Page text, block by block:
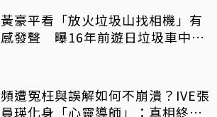
黃豪平看「放火垃圾山找相機」有
感發聲 曝16年前遊日垃圾車中含
頻遭冤枉與誤解如何不崩潰？IVE張
員瑛化身「心靈導師」：真相終會